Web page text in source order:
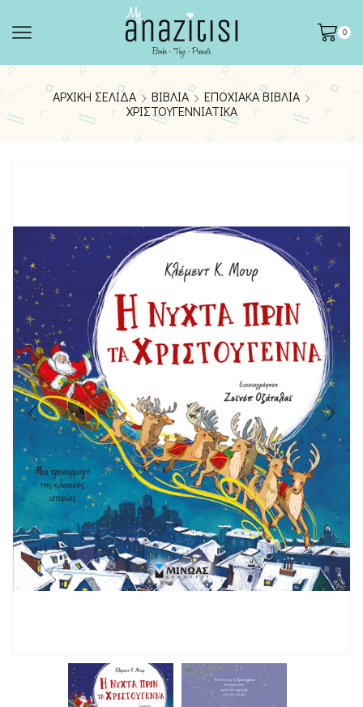
0
ΑΡΧΙΚΉ ΣΕΛΊΔΑ ΒΙΒΛΊΑ
ΕΠΟΧΙΑΚΆ ΒΙΒΛΊΑ
ΧΡΙΣΤΟΥΓΕΝΝΙΆΤΙΚΑ